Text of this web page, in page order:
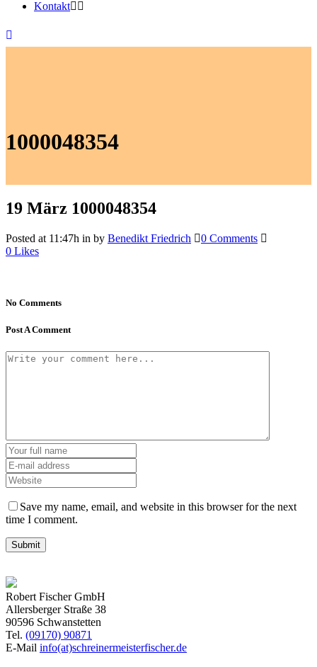
Kontakt
1000048354
19 März 1000048354
Posted at 11:47h in by Benedikt Friedrich
0 Comments
0 Likes
No Comments
Post A Comment
Save my name, email, and website in this browser for the next
time I comment.
Robert Fischer GmbH
Allersberger Straße 38
90596 Schwanstetten
Tel. (09170) 90871
E-Mail info(at)schreinermeisterfischer.de